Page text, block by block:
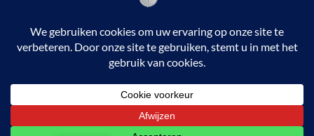
is:
© 2026 RVS-woonwinkel.nl is een onderdeel van HTI-RVS |
BTW nr. NL002145483B31 | KvKnr. 09088773 | NL95
RABO 010.12.95.251 | Web ontwerp:EYE-
GRAPHICSOtterlo.